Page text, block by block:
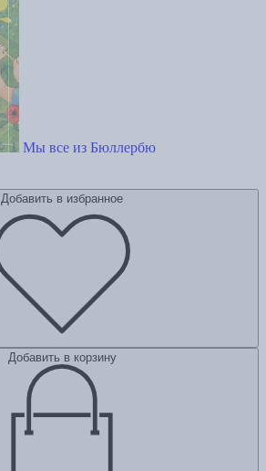
Мы все из Бюллербю
Добавить в избранное
Добавить в корзину